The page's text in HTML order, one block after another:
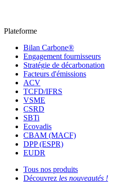
Plateforme
Bilan Carbone®
Engagement fournisseurs
Stratégie de décarbonation
Facteurs d'émissions
ACV
TCFD/IFRS
VSME
CSRD
SBTi
Ecovadis
CBAM (MACF)
DPP (ESPR)
EUDR
Tous nos produits
Découvrez les nouveautés !